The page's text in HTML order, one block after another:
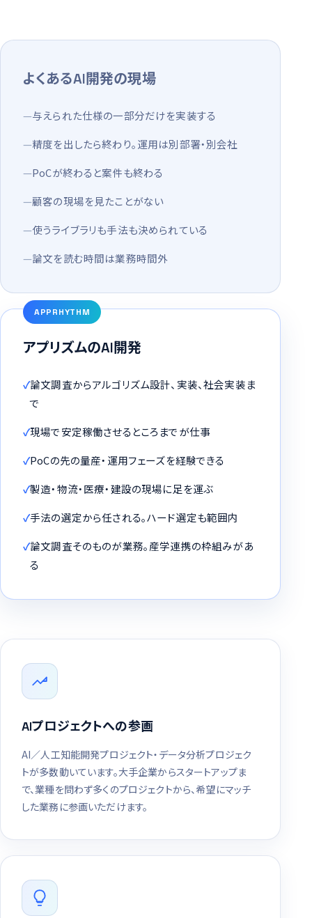
よくあるAI開発の現場
与えられた仕様の一部分だけを実装する
精度を出したら終わり。運用は別部署・別会社
PoCが終わると案件も終わる
顧客の現場を見たことがない
使うライブラリも手法も決められている
論文を読む時間は業務時間外
APPRHYTHM
アプリズムのAI開発
論文調査からアルゴリズム設計、実装、社会実装ま
で
現場で安定稼働させるところまでが仕事
PoCの先の量産・運用フェーズを経験できる
製造・物流・医療・建設の現場に足を運ぶ
手法の選定から任される。ハード選定も範囲内
論文調査そのものが業務。産学連携の枠組みがあ
る
AIプロジェクトへの参画
AI／人工知能開発プロジェクト・データ分析プロジェク
トが多数動いています。大手企業からスタートアップま
で、業種を問わず多くのプロジェクトから、希望にマッチ
した業務に参画いただけます。